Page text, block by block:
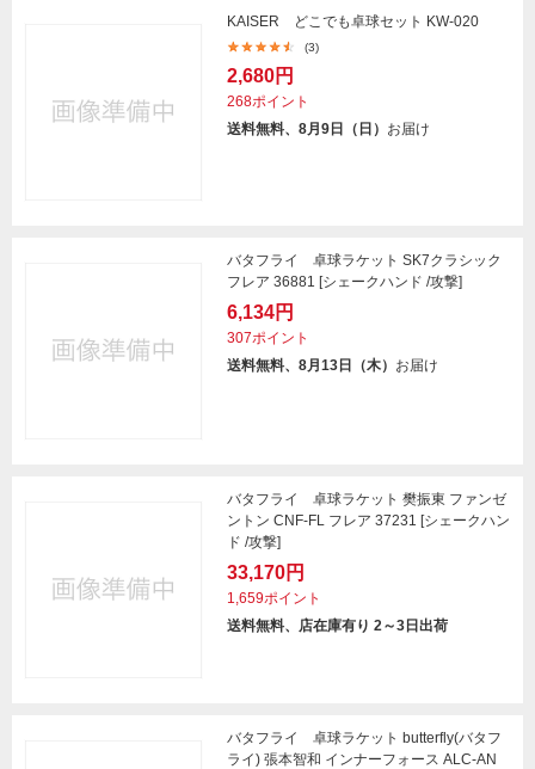
KAISER どこでも卓球セット KW-020
(3)
2,680円
268ポイント
送料無料、8月9日（日） お届け
バタフライ 卓球ラケット SK7クラシック
フレア 36881 [シェークハンド /攻撃]
6,134円
307ポイント
送料無料、8月13日（木） お届け
バタフライ 卓球ラケット 樊振東 ファンゼ
ントン CNF-FL フレア 37231 [シェークハン
ド /攻撃]
33,170円
1,659ポイント
送料無料、店在庫有り 2～3日出荷
バタフライ 卓球ラケット butterfly(バタフ
ライ) 張本智和 インナーフォース ALC-AN